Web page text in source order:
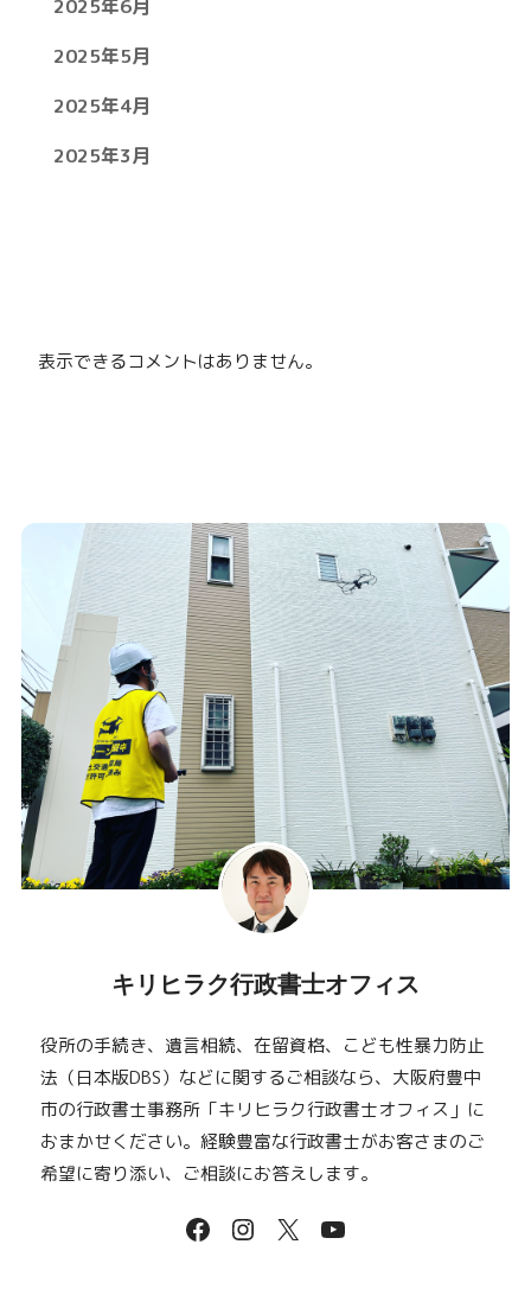
2025年6月
2025年5月
2025年4月
2025年3月
表示できるコメントはありません。
キリヒラク行政書士オフィス
役所の手続き、遺言相続、在留資格、こども性暴力防止
法（日本版DBS）などに関するご相談なら、大阪府豊中
市の行政書士事務所「キリヒラク行政書士オフィス」に
おまかせください。経験豊富な行政書士がお客さまのご
希望に寄り添い、ご相談にお答えします。